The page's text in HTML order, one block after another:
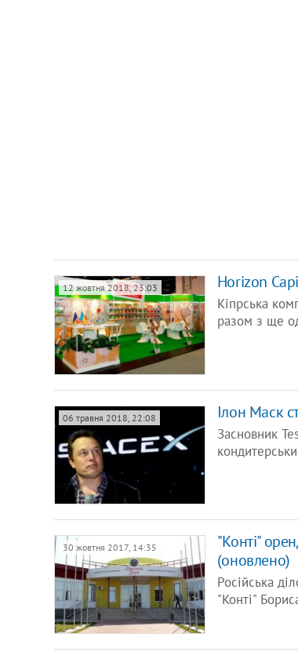
12 жовтня 2018, 23:03 Horizon
Кіпрська
разом з ще
06 травня 2018, 22:08 Ілон Маск
Засновник
30 жовтня 2017, 14:35
"Конті"
(оновлено)
Російська
"Конті"